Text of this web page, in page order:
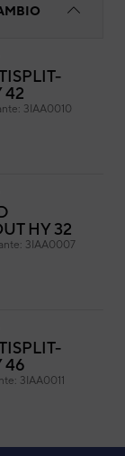
42
3IAA0010
HY 32
3IAA0007
46
3IAA0011